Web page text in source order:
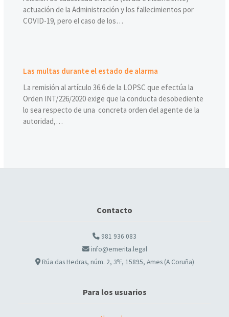
actuación de la Administración y los fallecimientos por
COVID-19, pero el caso de los…
Las multas durante el estado de alarma
La remisión al artículo 36.6 de la LOPSC que efectúa la
Orden INT/226/2020 exige que la conducta desobediente
lo sea respecto de una concreta orden del agente de la
autoridad,…
Contacto
981 936 083
info@emerita.legal
Rúa das Hedras, núm. 2, 3ºF, 15895, Ames (A Coruña)
Para los usuarios